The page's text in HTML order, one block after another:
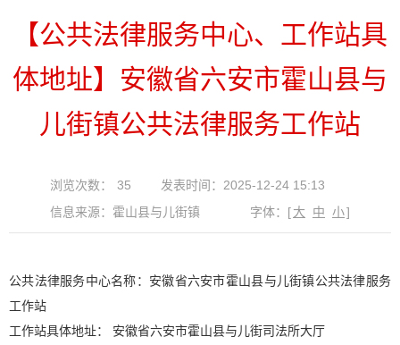
【公共法律服务中心、工作站具
体地址】安徽省六安市霍山县与
儿街镇公共法律服务工作站
浏览次数： 35
发表时间：2025-12-24 15:13
信息来源：霍山县与儿街镇
字体： [大 中 小]
公共法律服务中心名称：安徽省六安市霍山县与儿街镇公共法律服务
工作站
工作站具体地址： 安徽省六安市霍山县与儿街司法所大厅